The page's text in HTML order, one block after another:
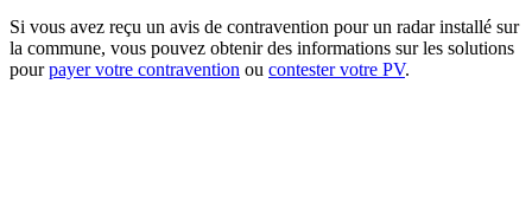
Si vous avez reçu un avis de contravention pour un radar installé sur
la commune, vous pouvez obtenir des informations sur les solutions
pourpayer votre contravention ou contester votre PV.